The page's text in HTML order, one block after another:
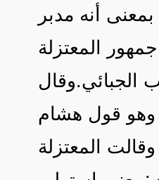
أنه مدبر
المعتزلة
الجبائي.وقال
وهو قول هشام
المعتزلة